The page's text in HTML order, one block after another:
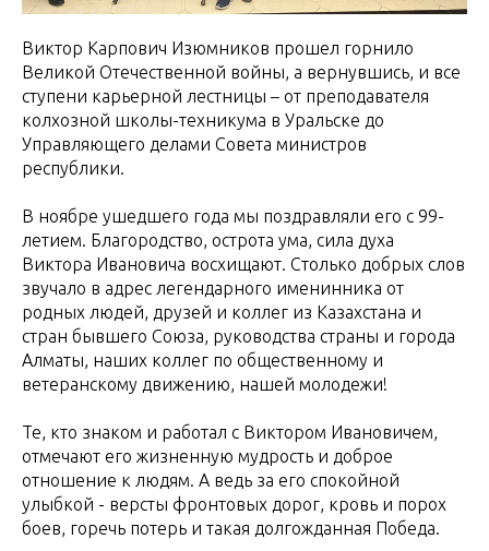
Виктор Карпович Изюмников прошел горнило
Великой Отечественной войны, а вернувшись, и все
ступени карьерной лестницы – от преподавателя
колхозной школы-техникума в Уральске до
Управляющего делами Совета министров
республики.
В ноябре ушедшего года мы поздравляли его с 99-
летием. Благородство, острота ума, сила духа
Виктора Ивановича восхищают. Столько добрых слов
звучало в адрес легендарного именинника от
родных людей, друзей и коллег из Казахстана и
стран бывшего Союза, руководства страны и города
Алматы, наших коллег по общественному и
ветеранскому движению, нашей молодежи!
Те, кто знаком и работал с Виктором Ивановичем,
отмечают его жизненную мудрость и доброе
отношение к людям. А ведь за его спокойной
улыбкой - версты фронтовых дорог, кровь и порох
боев, горечь потерь и такая долгожданная Победа.